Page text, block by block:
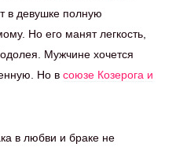
в девушке полную
Но его манят легкость,
Мужчине хочется
Но в союзе Козерога и
в любви и браке не